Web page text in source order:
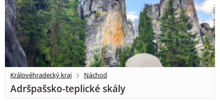
Královéhradecký kraj Náchod
Adršpašsko-teplické skály